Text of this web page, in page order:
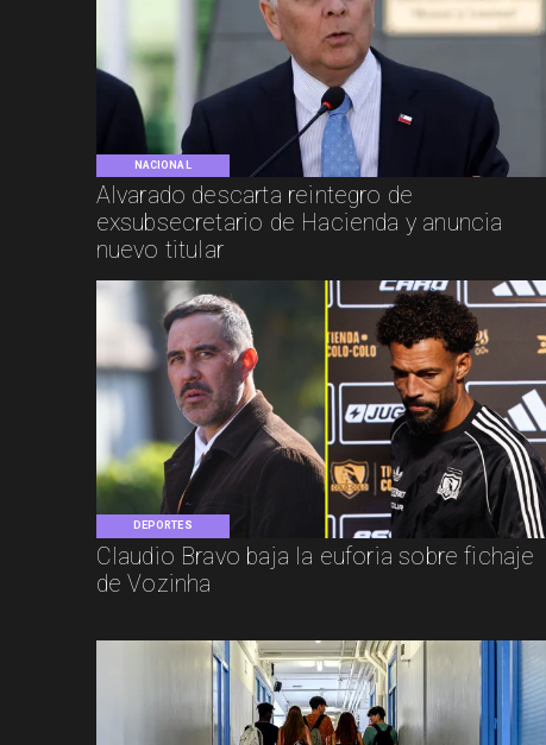
NACIONAL
Alvarado descarta reintegro de
exsubsecretario de Hacienda y anuncia
nuevo titular
DEPORTES
Claudio Bravo baja la euforia sobre fichaje
de Vozinha